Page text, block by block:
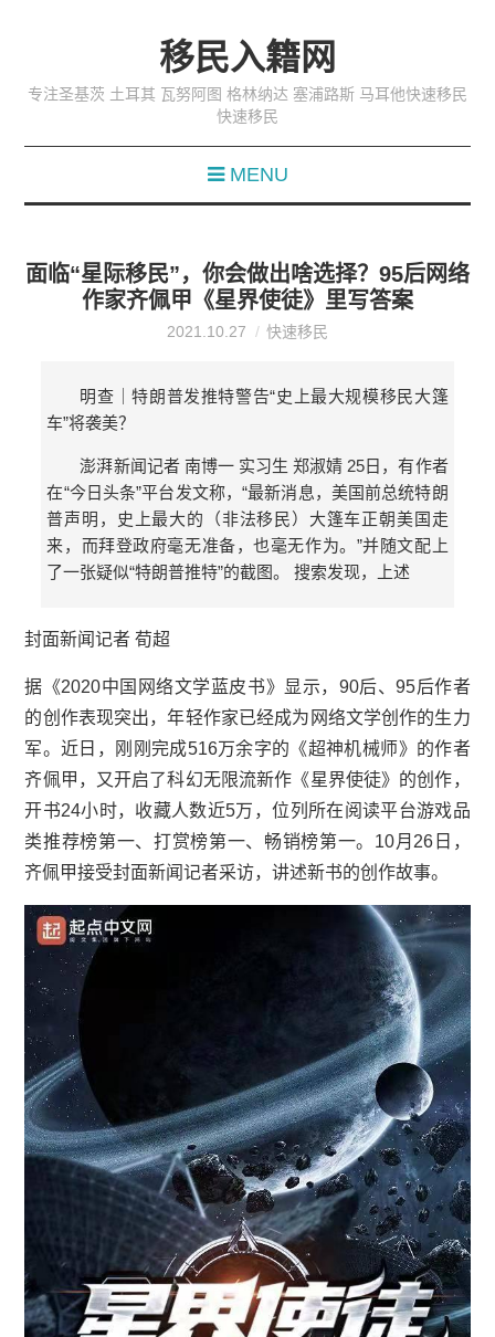
移民入籍网
专注圣基茨 土耳其 瓦努阿图 格林纳达 塞浦路斯 马耳他快速移民
快速移民
MENU
面临“星际移民”，你会做出啥选择？95后网络
作家齐佩甲《星界使徒》里写答案
2021.10.27 快速移民
明查｜特朗普发推特警告“史上最大规模移民大篷
车”将袭美？
澎湃新闻记者 南博一 实习生 郑淑婧 25日，有作者
在“今日头条”平台发文称，“最新消息，美国前总统特朗
普声明，史上最大的（非法移民）大篷车正朝美国走
来，而拜登政府毫无准备，也毫无作为。”并随文配上
了一张疑似“特朗普推特”的截图。 搜索发现，上述
封面新闻记者 荀超
据《2020中国网络文学蓝皮书》显示，90后、95后作者
的创作表现突出，年轻作家已经成为网络文学创作的生力
军。近日，刚刚完成516万余字的《超神机械师》的作者
齐佩甲，又开启了科幻无限流新作《星界使徒》的创作，
开书24小时，收藏人数近5万，位列所在阅读平台游戏品
类推荐榜第一、打赏榜第一、畅销榜第一。10月26日，
齐佩甲接受封面新闻记者采访，讲述新书的创作故事。